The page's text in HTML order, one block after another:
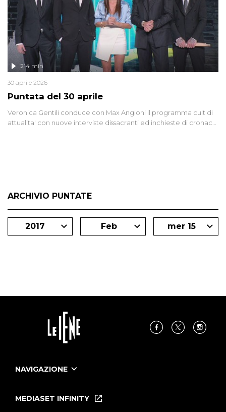
Puntata del 30 aprile
214 min
30 aprile 2026
Veronica Gentili conduce con Max Angioni il programma cult di
attualita' con nuove interviste dissacranti ed inchieste di cronaca
ARCHIVIO PUNTATE
2017 Feb mer 15
NAVIGAZIONE
Le Iene Presentano Inside
MEDIASET INFINITY